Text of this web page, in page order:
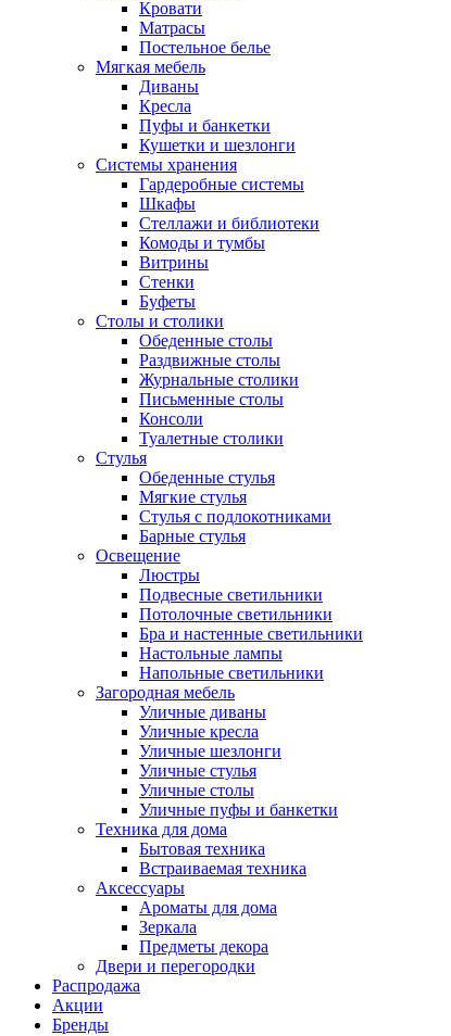
Кровати
Матрасы
Постельное белье
Мягкая мебель
Диваны
Кресла
Пуфы и банкетки
Кушетки и шезлонги
Системы хранения
Гардеробные системы
Шкафы
Стеллажи и библиотеки
Комоды и тумбы
Витрины
Стенки
Буфеты
Столы и столики
Обеденные столы
Раздвижные столы
Журнальные столики
Письменные столы
Консоли
Туалетные столики
Стулья
Обеденные стулья
Мягкие стулья
Стулья с подлокотниками
Барные стулья
Освещение
Люстры
Подвесные светильники
Потолочные светильники
Бра и настенные светильники
Настольные лампы
Напольные светильники
Загородная мебель
Уличные диваны
Уличные кресла
Уличные шезлонги
Уличные стулья
Уличные столы
Уличные пуфы и банкетки
Техника для дома
Бытовая техника
Встраиваемая техника
Аксессуары
Ароматы для дома
Зеркала
Предметы декора
Двери и перегородки
Распродажа
Акции
Бренды